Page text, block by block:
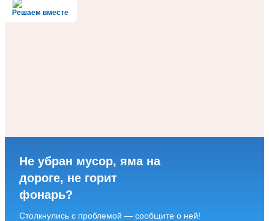
Решаем вместе
Не убран мусор, яма на
дороге, не горит
фонарь?
Столкнулись с проблемой — сообщите о ней!